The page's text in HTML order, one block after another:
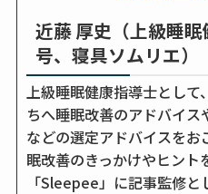
近藤 厚史（上級睡
号、寝具ソムリエ）
上級睡眠健康指導士とし
ちへ睡眠改善のアドバイ
などの選定アドバイスを
眠改善のきっかけやヒント
「Sleepee」に記事監修と